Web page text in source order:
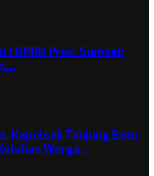
I DPRD Prov. Sumsel;
Kapolsek Tanjung Batu
Warga…